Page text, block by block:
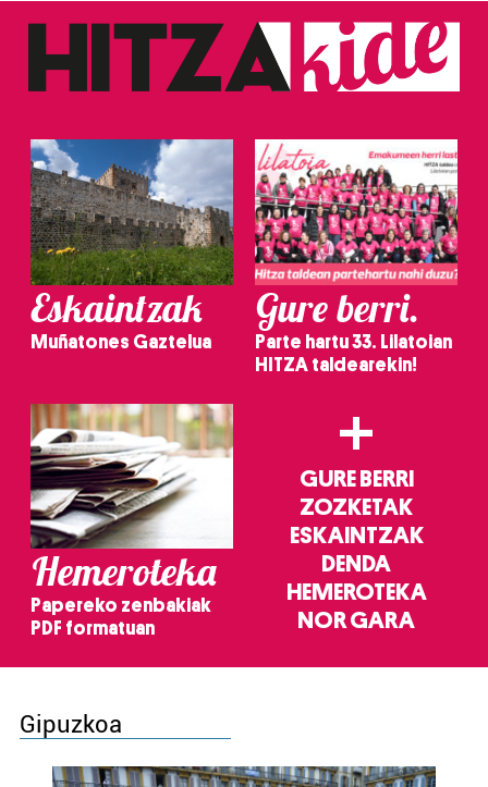
Eskaintzak
Muñatones Gaztelua
Gure berri.
Parte hartu 33. Lilatoian
HITZA taldearekin!
Hemeroteka
Papereko zenbakiak
PDF formatuan
+
GURE BERRI
ZOZKETAK
ESKAINTZAK
DENDA
HEMEROTEKA
NOR GARA
Gipuzkoa